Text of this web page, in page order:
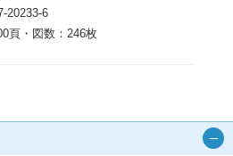
20233-6
頁・図数：246枚